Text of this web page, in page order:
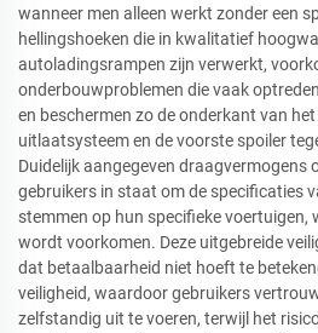
wanneer men alleen werkt zonder een
hellingshoeken die in kwalitatief
autoladingsrampen zijn verwerkt,
onderbouwproblemen die vaak
en beschermen zo de onderkant van
uitlaatsysteem en de voorste spoiler
Duidelijk aangegeven draagvermogens
gebruikers in staat om de specificaties
stemmen op hun specifieke
wordt voorkomen. Deze uitgebreide
dat betaalbaarheid niet hoeft te
veiligheid, waardoor gebruikers
zelfstandig uit te voeren, terwijl het